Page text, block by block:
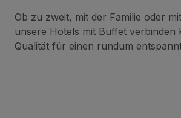
Ob zu zweit, mit der Familie oder
unsere Hotels mit Buffet verbinden
Qualität für einen rundum